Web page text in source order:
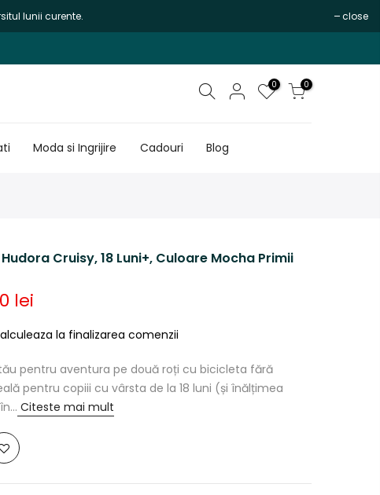
lunii curente. close
0 0
Moda si Ingrijire Cadouri Blog
Cruisy, 18 Luni+, Culoare Mocha Primii
lei
la finalizarea comenzii
pentru aventura pe două roți cu bicicleta fără
pentru copiii cu vârsta de la 18 luni (și înălțimea
Citeste mai mult